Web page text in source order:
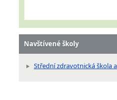
Navštívené školy
Střední zdravotnická škola